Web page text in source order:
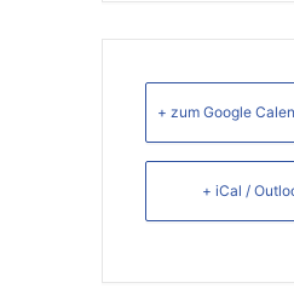
+ zum Google
+ iCal /